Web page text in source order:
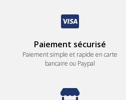
Paiement sécurisé
Paiement simple et rapide en carte
bancaire ou Paypal